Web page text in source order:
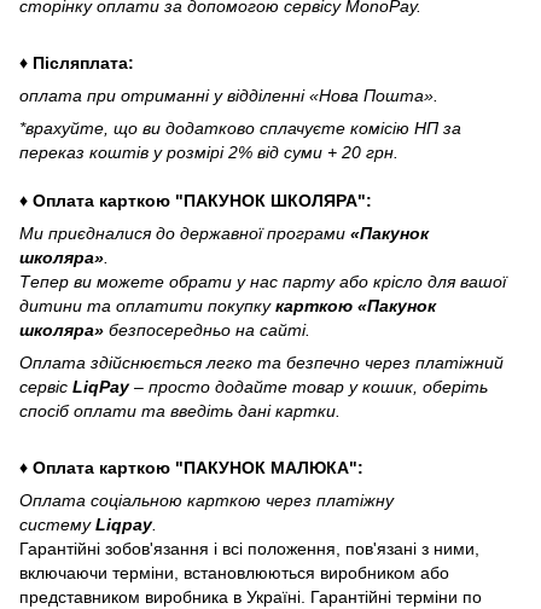
сторінку оплати за допомогою сервісу MonoPay.
♦ Післяплата:
оплата при отриманні у відділенні «Нова Пошта».
*врахуйте, що ви додатково сплачуєте комісію НП за
переказ коштів у розмірі 2% від суми + 20 грн.
♦ Оплата карткою "ПАКУНОК ШКОЛЯРА":
Ми приєдналися до державної програми «Пакунок
школяра».
Тепер ви можете обрати у нас парту або крісло для вашої
дитини та оплатити покупкукарткою «Пакунок
школяра» безпосередньо на сайті.
Оплата здійснюється легко та безпечно через платіжний
сервіс LiqPay– просто додайте товар у кошик, оберіть
спосіб оплати та введіть дані картки.
♦ Оплата карткою "ПАКУНОК МАЛЮКА":
Оплата соціальною карткою через платіжну
системуLiqpay.
Гарантійні зобов'язання і всі положення, пов'язані з ними,
включаючи терміни, встановлюються виробником або
представником виробника в Україні. Гарантійні терміни по